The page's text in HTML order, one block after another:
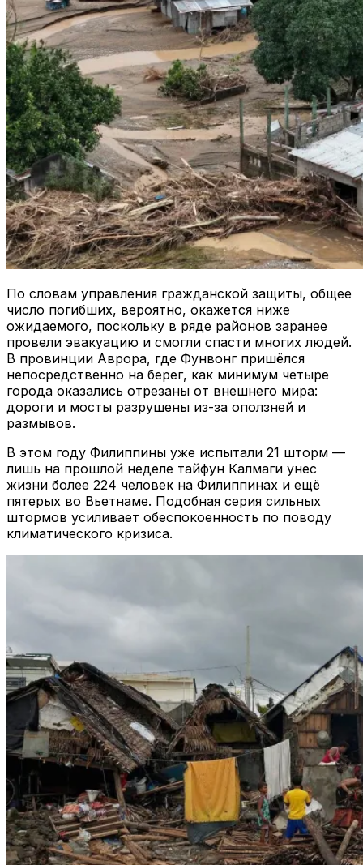
По словам управления гражданской защиты, общее
число погибших, вероятно, окажется ниже
ожидаемого, поскольку в ряде районов заранее
провели эвакуацию и смогли спасти многих людей.
В провинции Аврора, где Фунвонг пришёлся
непосредственно на берег, как минимум четыре
города оказались отрезаны от внешнего мира:
дороги и мосты разрушены из-за оползней и
размывов.
В этом году Филиппины уже испытали 21 шторм —
лишь на прошлой неделе тайфун Калмаги унес
жизни более 224 человек на Филиппинах и ещё
пятерых во Вьетнаме. Подобная серия сильных
штормов усиливает обеспокоенность по поводу
климатического кризиса.